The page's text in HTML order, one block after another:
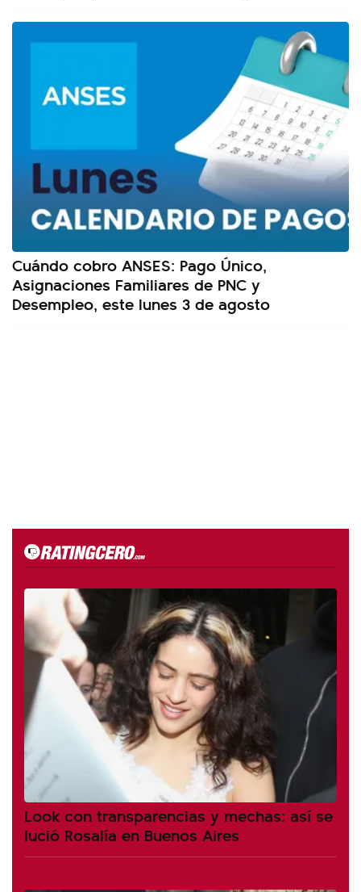
Cuándo cobro ANSES: Pago Único,
Asignaciones Familiares de PNC y
Desempleo, este lunes 3 de agosto
Look con transparencias y mechas: así se
lució Rosalía en Buenos Aires